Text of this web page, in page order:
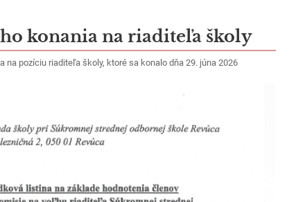
konania na riaditeľa školy
na pozíciu riaditeľa školy, ktoré sa konalo dňa 29. júna 2026